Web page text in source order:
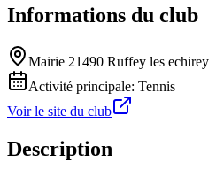
Informations du club
Mairie 21490 Ruffey les echirey
Activité principale: Tennis
Voir le site du club
Description